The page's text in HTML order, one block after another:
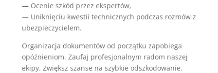
— Ocenie szkód przez ekspertów,
— Uniknięciu kwestii technicznych podczas rozmów z
ubezpieczycielem.
Organizacja dokumentów od początku zapobiega
opóźnieniom. Zaufaj profesjonalnym radom naszej
ekipy. Zwiększ szanse na szybkie odszkodowanie.